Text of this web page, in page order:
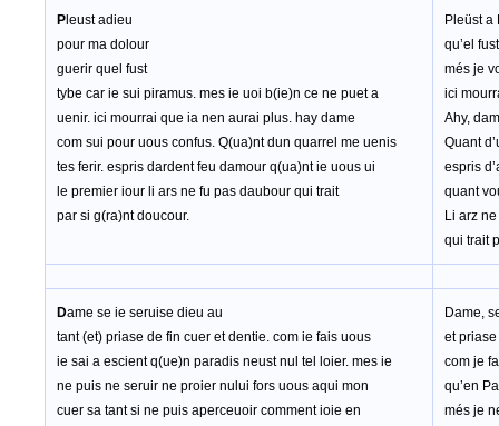
P leust adieu
pour ma dolour
guerir quel fust
tybe car ie sui piramus. mes ie uoi b(ie)n ce ne puet a
uenir. ici mourrai que ia nen aurai plus. hay dame
com sui pour uous confus. Q(ua)nt dun quarrel me uenis
tes ferir. espris dardent feu damour q(ua)nt ie uous ui
le premier iour li ars ne fu pas daubour qui trait
par si g(ra)nt doucour.
Pleüst a
qu’el
més je
ici
Ahy,
Quant
espris
quant
Li arz
qui trait
Dame se ie seruise dieu au
tant (et) priase de fin cuer et dentie. com ie fais uous
ie sai a escient q(ue)n paradis neust nul tel loier. mes ie
ne puis ne seruir ne proier nului fors uous aqui mon
cuer sa tant si ne puis aperceuoir comment ioie en
Dame,
et priase
com je
qu’en
més je